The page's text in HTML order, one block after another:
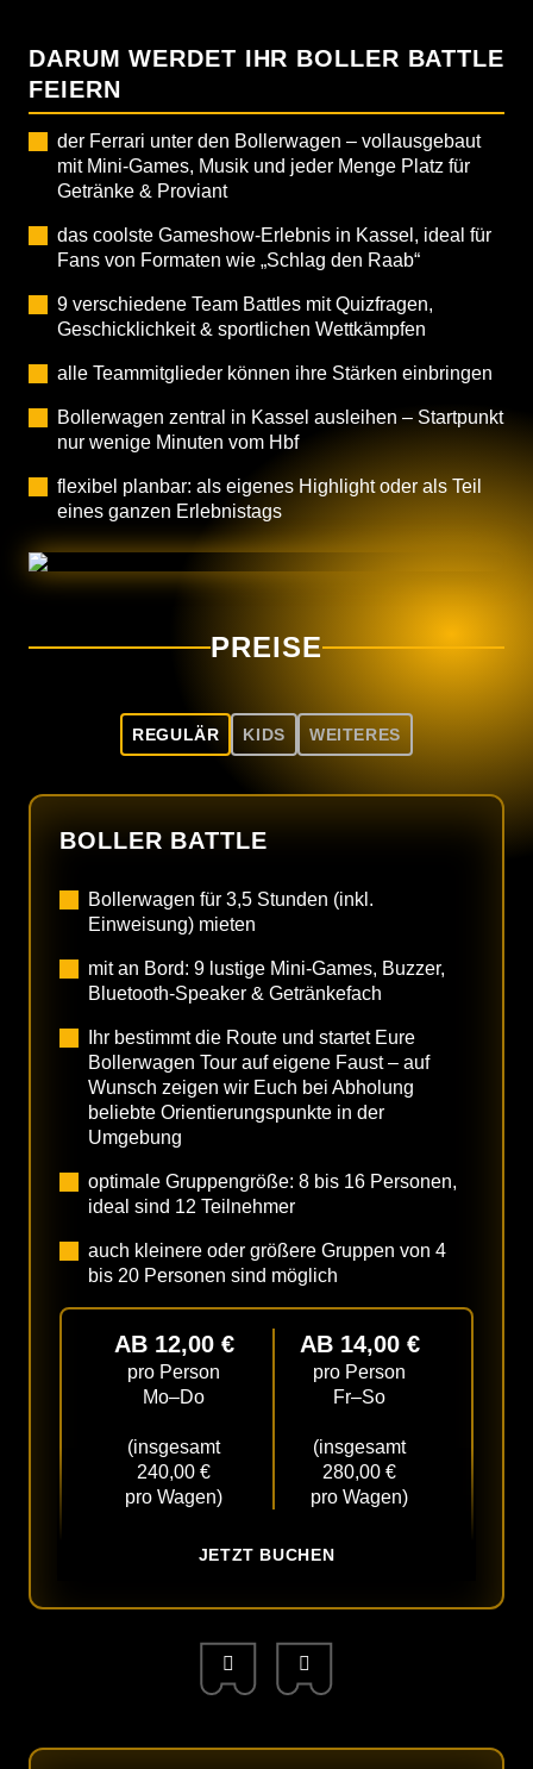
DARUM WERDET IHR BOLLER BATTLE
FEIERN
der Ferrari unter den Bollerwagen – vollausgebaut
mit Mini-Games, Musik und jeder Menge Platz für
Getränke & Proviant
das coolste Gameshow-Erlebnis in Kassel, ideal für
Fans von Formaten wie „Schlag den Raab“
9 verschiedene Team Battles mit Quizfragen,
Geschicklichkeit & sportlichen Wettkämpfen
alle Teammitglieder können ihre Stärken einbringen
Bollerwagen zentral in Kassel ausleihen – Startpunkt
nur wenige Minuten vom Hbf
flexibel planbar: als eigenes Highlight oder als Teil
eines ganzen Erlebnistags
PREISE
REGULÄR KIDS WEITERES
BOLLER BATTLE
Bollerwagen für 3,5 Stunden (inkl.
Einweisung) mieten
mit an Bord: 9 lustige Mini-Games, Buzzer,
Bluetooth-Speaker & Getränkefach
Ihr bestimmt die Route und startet Eure
Bollerwagen Tour auf eigene Faust – auf
Wunsch zeigen wir Euch bei Abholung
beliebte Orientierungspunkte in der
Umgebung
optimale Gruppengröße: 8 bis 16 Personen,
ideal sind 12 Teilnehmer
auch kleinere oder größere Gruppen von 4
bis 20 Personen sind möglich
AB 12,00 €
pro Person
Mo–Do
(insgesamt
240,00 €
pro Wagen)
AB 14,00 €
pro Person
Fr–So
(insgesamt
280,00 €
pro Wagen)
JETZT BUCHEN